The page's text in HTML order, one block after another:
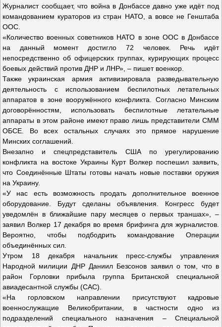
Журналист сообщает, что война в Донбассе давно уже идёт под
командованием кураторов из стран НАТО, а вовсе не Генштаба
ООС.
«Количество военных советников НАТО в зоне ООС в Донбассе
на данный момент достигло 72 человек. Речь идёт
непосредственно об офицерских группах, курирующих процесс
боевых действий против ДНР и ЛНР», – пишет военкор.
Также украинская армия активизировала разведывательную
деятельность с использованием беспилотных летательных
аппаратов в зоне вооружённого конфликта. Согласно Минским
договорённостям, использовать беспилотные летательные
аппараты в этом районе имеют право лишь представители СММ
ОБСЕ. Во всех остальных случаях это прямое нарушение
Минских соглашений.
Внезапно и спецпредставитель США по урегулированию
конфликта на востоке Украины Курт Волкер поспешил заявить,
что Соединённые Штаты готовы начать новые поставки оружия
на Украину.
«У нас есть возможность продать дополнительное военное
оборудование. Будут сделаны объявления. Конгресс будет
уведомлён в ближайшие пару месяцев о первых траншах», –
заявил Волкер 17 декабря во время брифинга для журналистов.
Вероятно, чтобы подбодрить командование Операции
объединённых сил.
Утром 18 декабря начальник пресс-службы управления
Народной милиции ДНР Даниил Безсонов заявил о том, что в
район Горловки прибыла группа Британской специальной
авиадесантной службы (САС).
«На горловском направлении присутствуют кадровые
военнослужащие Великобритании, в частности одно из
подразделений специального назначения – Специальной